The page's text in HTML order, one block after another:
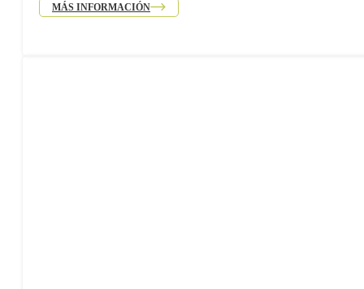
MÁS INFORMACIÓN